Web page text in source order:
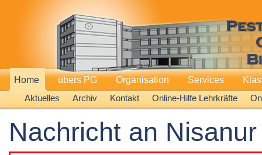
Home
Aktuelles
Archiv Kontakt Online-Hilfe Lehrkräfte
übers PG Organisation Services
Nachricht an